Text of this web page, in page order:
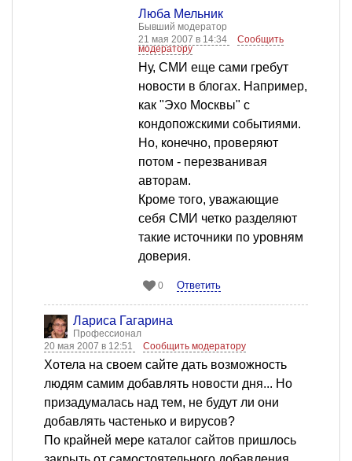
Люба Мельник
Бывший модератор
21 мая 2007 в 14:34
Сообщить
модератору
Ну, СМИ еще сами гребут
новости в блогах. Например,
как "Эхо Москвы" с
кондопожскими событиями.
Но, конечно, проверяют
потом - перезванивая
авторам.
Кроме того, уважающие
себя СМИ четко разделяют
такие источники по уровням
доверия.
0 Ответить
Лариса Гагарина
Профессионал
20 мая 2007 в 12:51
Сообщить модератору
Хотела на своем сайте дать возможность
людям самим добавлять новости дня... Но
призадумалась над тем, не будут ли они
добавлять частенько и вирусов?
По крайней мере каталог сайтов пришлось